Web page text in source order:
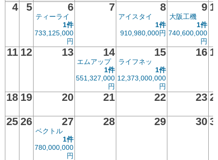
4
5 6
ティーライ
1件
733,125,000
円
7 8
アイスタイ
1件
910,980,000円
9
大阪工機
1件
740,600,000
円
11 12 13 14
エムアップ
1件
551,327,000
円
15
ライフネッ
1件
12,373,000,000
円
16
18 19 20 21 22 23
25 26 27
ベクトル
1件
780,000,000
円
28 29 30